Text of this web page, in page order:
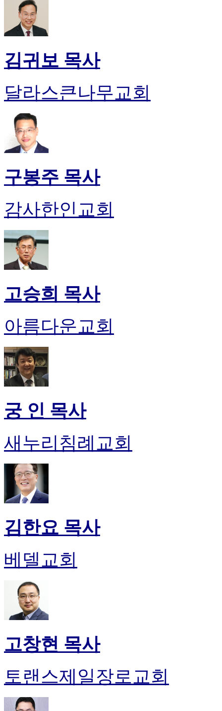
김귀보 목사
달라스큰나무교회
구봉주 목사
감사한인교회
고승희 목사
아름다운교회
궁 인 목사
새누리침례교회
김한요 목사
베델교회
고창현 목사
토랜스제일장로교회